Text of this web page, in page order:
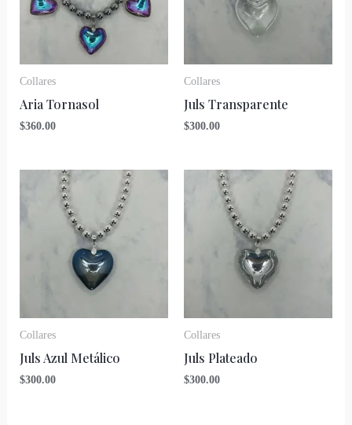
Collares
Aria Tornasol
$360.00
Collares
Juls Transparente
$300.00
Collares
Juls Azul Metálico
$300.00
Collares
Juls Plateado
$300.00